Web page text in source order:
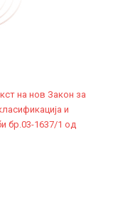
на нов Закон за
и
бр.03-1637/1 од